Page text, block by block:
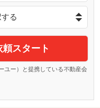
スタート
ユー）と提携している不動産会